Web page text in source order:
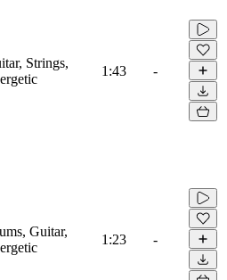
Strings,
1:43 -
Guitar,
1:23 -